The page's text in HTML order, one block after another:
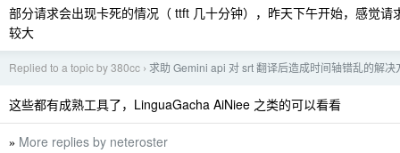
部分请求会出现卡死的情况（ ttft 几十分钟），昨天下午开始，感觉请
较大
Replied to a topic by 380cc › 求助 Gemini api 对 srt 翻译后造成时间轴错乱的解决
这些都有成熟工具了，LinguaGacha AiNiee 之类的可以看看
» More replies by neteroster